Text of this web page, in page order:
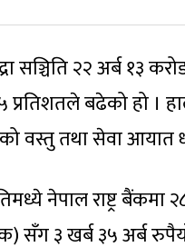
सञ्चिति २२ अर्ब १३
प्रतिशतले बढेको हो ।
वस्तु तथा सेवा आयात
नेपाल राष्ट्र
सँग ३ खर्ब ३५ अर्ब